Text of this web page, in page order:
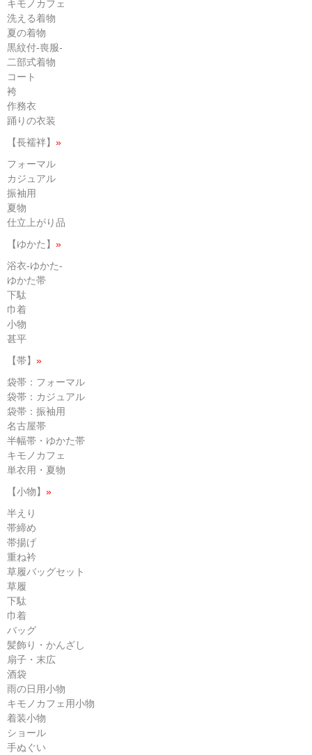
キモノカフェ
洗える着物
夏の着物
黒紋付-喪服-
二部式着物
コート
袴
作務衣
踊りの衣装
【長襦袢】 »
フォーマル
カジュアル
振袖用
夏物
仕立上がり品
【ゆかた】 »
浴衣-ゆかた-
ゆかた帯
下駄
巾着
小物
甚平
【帯】 »
袋帯：フォーマル
袋帯：カジュアル
袋帯：振袖用
名古屋帯
半幅帯・ゆかた帯
キモノカフェ
単衣用・夏物
【小物】 »
半えり
帯締め
帯揚げ
重ね衿
草履バッグセット
草履
下駄
巾着
バッグ
髪飾り・かんざし
扇子・末広
酒袋
雨の日用小物
キモノカフェ用小物
着装小物
ショール
手ぬぐい